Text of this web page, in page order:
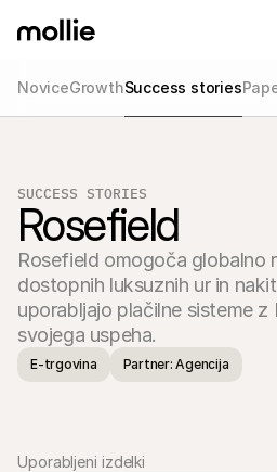
NoviceGrowthSuccess stories
SUCCESS STORIES
Rosefield
Rosefield omogoča globalno
dostopnih luksuznih ur in
uporabljajo plačilne sisteme
svojega uspeha.
E-trgovina Partner: Agencija
Uporabljeni izdelki